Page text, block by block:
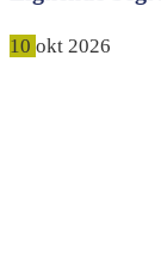
10 okt 2026